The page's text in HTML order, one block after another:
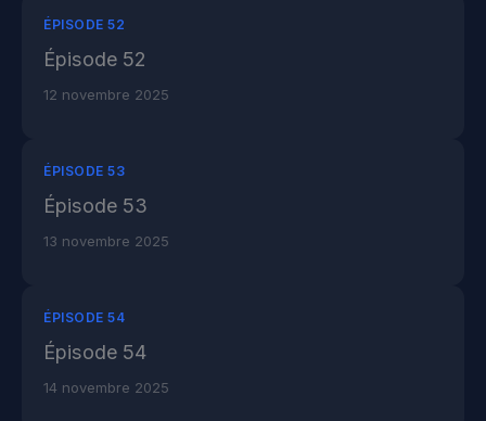
ÉPISODE 52
Épisode 52
12 novembre 2025
ÉPISODE 53
Épisode 53
13 novembre 2025
ÉPISODE 54
Épisode 54
14 novembre 2025